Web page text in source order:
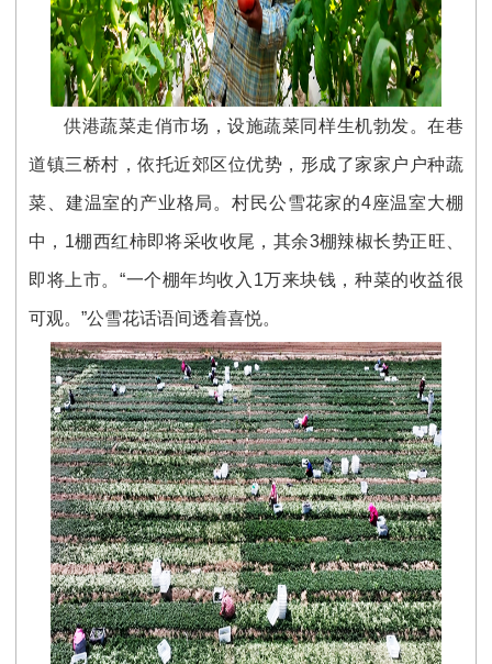
供港蔬菜走俏市场，设施蔬菜同样生机勃发。在巷
道镇三桥村，依托近郊区位优势，形成了家家户户种蔬
菜、建温室的产业格局。村民公雪花家的4座温室大棚
中，1棚西红柿即将采收收尾，其余3棚辣椒长势正旺、
即将上市。“一个棚年均收入1万来块钱，种菜的收益很
可观。”公雪花话语间透着喜悦。